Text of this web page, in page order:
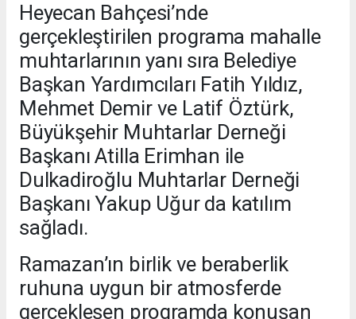
Heyecan Bahçesi’nde
gerçekleştirilen programa mahalle
muhtarlarının yanı sıra Belediye
Başkan Yardımcıları Fatih Yıldız,
Mehmet Demir ve Latif Öztürk,
Büyükşehir Muhtarlar Derneği
Başkanı Atilla Erimhan ile
Dulkadiroğlu Muhtarlar Derneği
Başkanı Yakup Uğur da katılım
sağladı.
Ramazan’ın birlik ve beraberlik
ruhuna uygun bir atmosferde
gerçekleşen programda konuşan